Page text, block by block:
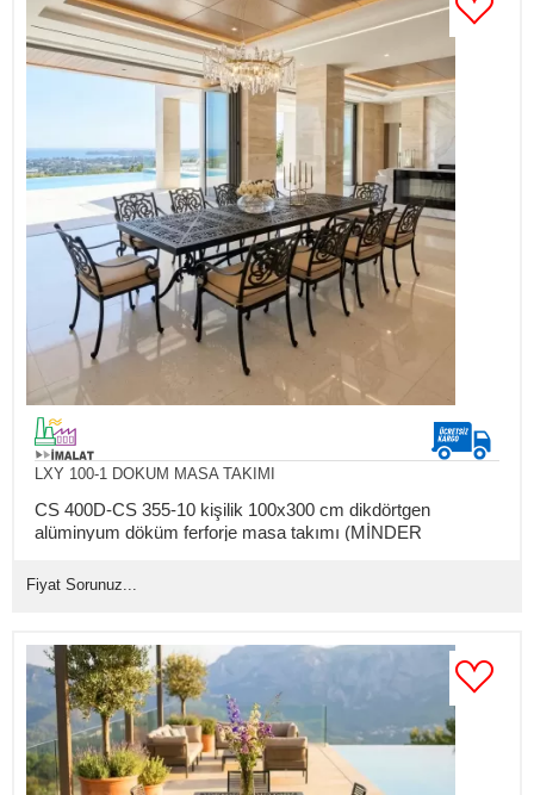
LXY 100-1 DOKUM MASA TAKIMI
CS 400D-CS 355-10 kişilik 100x300 cm dikdörtgen
alüminyum döküm ferforje masa takımı (MİNDER
Fiyat Sorunuz...